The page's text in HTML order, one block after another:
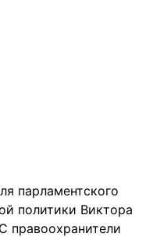
парламентского
политики Виктора
правоохранители